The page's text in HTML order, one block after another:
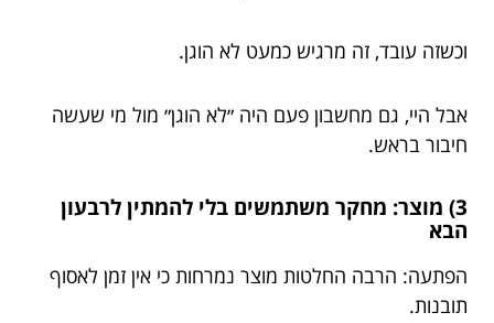
וכשזה עובד, זה מרגיש כמעט לא הוגן.
אבל היי, גם מחשבון פעם היה ״לא הוגן״ מול מי שעשה
חיבור בראש.
3) מוצר: מחקר משתמשים בלי להמתין לרבעון
הבא
הפתעה: הרבה החלטות מוצר נמרחות כי אין זמן לאסוף
תובנות.